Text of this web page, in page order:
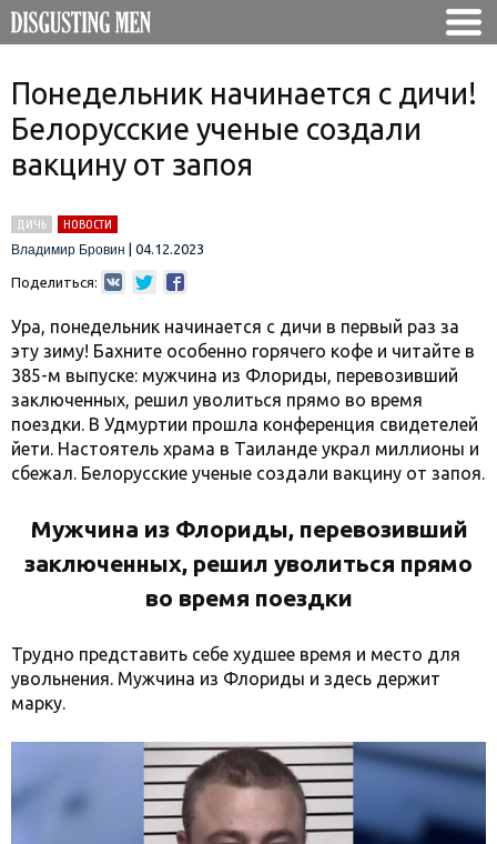
Понедельник начинается с дичи!
Белорусские ученые создали
вакцину от запоя
ДИЧЬ
НОВОСТИ
Владимир Бровин
04.12.2023
Поделиться:
Ура, понедельник начинается с дичи в первый раз за
эту зиму! Бахните особенно горячего кофе и читайте в
385-м выпуске: мужчина из Флориды, перевозивший
заключенных, решил уволиться прямо во время
поездки. В Удмуртии прошла конференция свидетелей
йети. Настоятель храма в Таиланде украл миллионы и
сбежал. Белорусские ученые создали вакцину от запоя.
Мужчина из Флориды, перевозивший
заключенных, решил уволиться прямо
во время поездки
Трудно представить себе худшее время и место для
увольнения. Мужчина из Флориды и здесь держит
марку.